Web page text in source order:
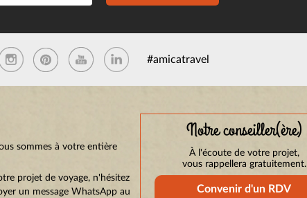
#amicatravel
sommes à votre entière
projet de voyage, n'hésitez
un message WhatsApp au
Notre conseiller(ère)
À l'écoute de votre projet,
vous rappellera gratuitement.
Convenir d'un RDV